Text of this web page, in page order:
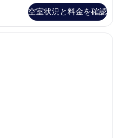
空室状況と料金を確認